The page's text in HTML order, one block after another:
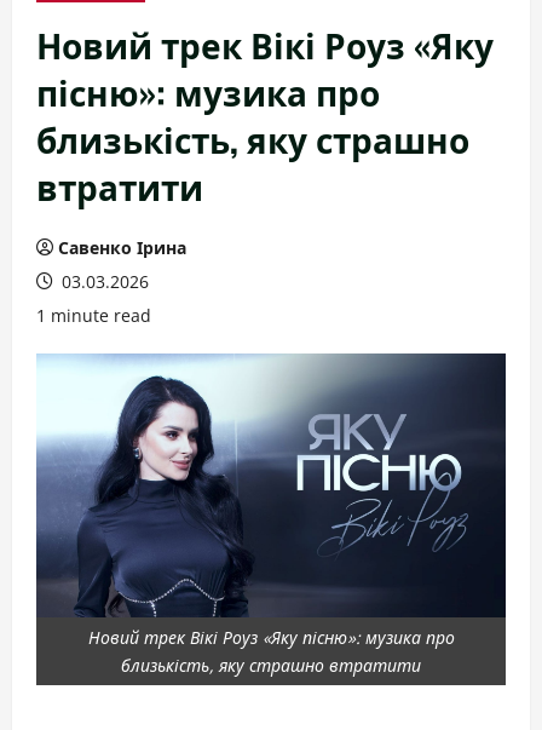
Новий трек Вікі Роуз «Яку
пісню»: музика про
близькість, яку страшно
втратити
Савенко Ірина
03.03.2026
1 minute read
Новий трек Вікі Роуз «Яку пісню»: музика про
близькість, яку страшно втратити